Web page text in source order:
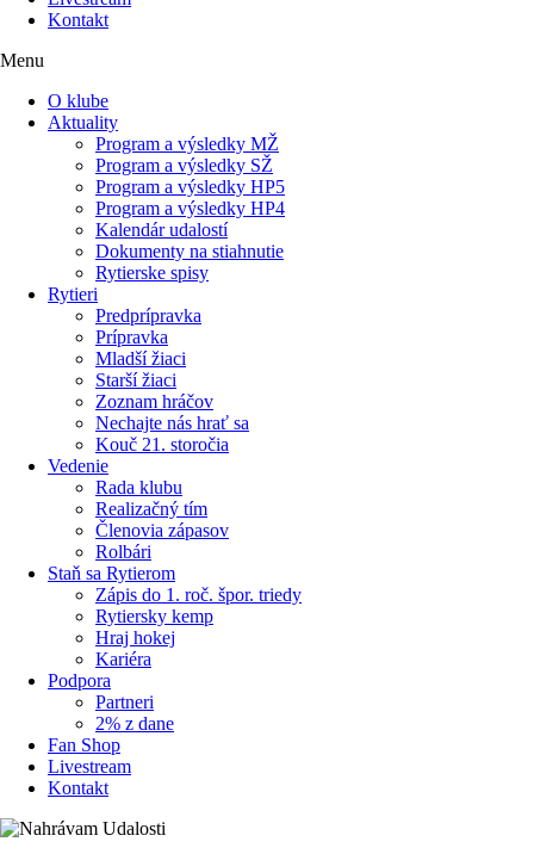
Kontakt
Menu
O klube
Aktuality
Program a výsledky MŽ
Program a výsledky SŽ
Program a výsledky HP5
Program a výsledky HP4
Kalendár udalostí
Dokumenty na stiahnutie
Rytierske spisy
Rytieri
Predprípravka
Prípravka
Mladší žiaci
Starší žiaci
Zoznam hráčov
Nechajte nás hrať sa
Kouč 21. storočia
Vedenie
Rada klubu
Realizačný tím
Členovia zápasov
Rolbári
Staň sa Rytierom
Zápis do 1. roč. špor. triedy
Rytiersky kemp
Hraj hokej
Kariéra
Podpora
Partneri
2% z dane
Fan Shop
Livestream
Kontakt